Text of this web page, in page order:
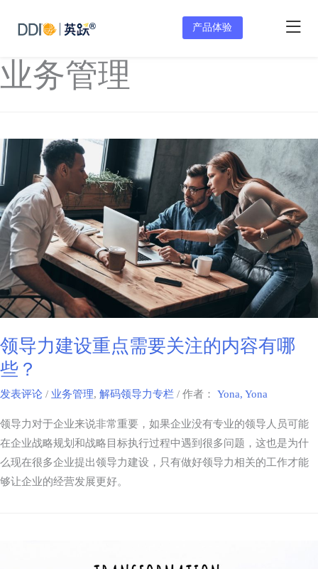
产品体验
业务管理
领导力建设重点需要关注的内容有哪
些？
发表评论 / 业务管理, 解码领导力专栏 / 作者： Yona, Yona
领导力对于企业来说非常重要，如果企业没有专业的领导人员可能
在企业战略规划和战略目标执行过程中遇到很多问题，这也是为什
么现在很多企业提出领导力建设，只有做好领导力相关的工作才能
够让企业的经营发展更好。